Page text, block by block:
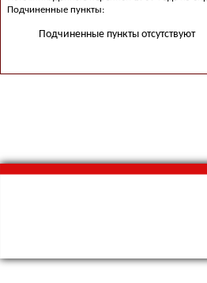
Подчиненные пункты:
Подчиненные пункты отсутствуют